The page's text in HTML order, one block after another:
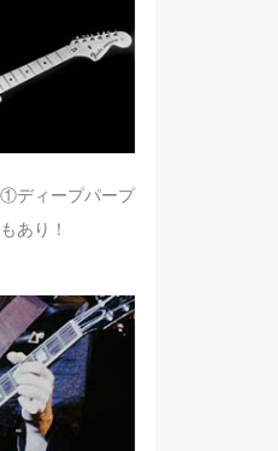
①ディープパープ
あり！